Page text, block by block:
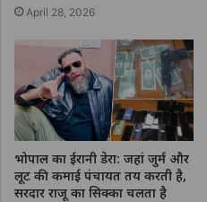
April 28, 2026
भोपाल का ईरानी डेरा: जहां जुर्म और
लूट की कमाई पंचायत तय करती है,
सरदार राजू का सिक्का चलता है